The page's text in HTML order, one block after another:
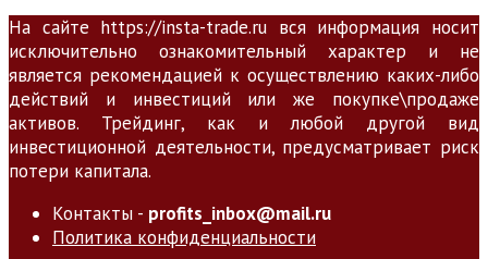
На сайте https://insta-trade.ru вся информация носит
исключительно ознакомительный характер и не
является рекомендацией к осуществлению каких-либо
действий и инвестиций или же покупке\продаже
активов. Трейдинг, как и любой другой вид
инвестиционной деятельности, предусматривает риск
потери капитала.
Контакты - profits_inbox@mail.ru
Политика конфиденциальности